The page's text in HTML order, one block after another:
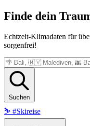
Finde dein
Echtzeit-Klimadaten für
sorgenfrei!
Suchen
⛷️ #Skireise